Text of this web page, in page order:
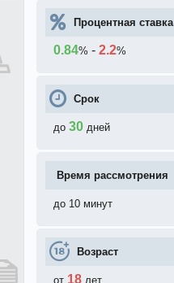
Процентная ставка
0.84% - 2.2%
Срок
до 30 дней
Время рассмотрения
до 10 минут
Возраст
от 18 лет